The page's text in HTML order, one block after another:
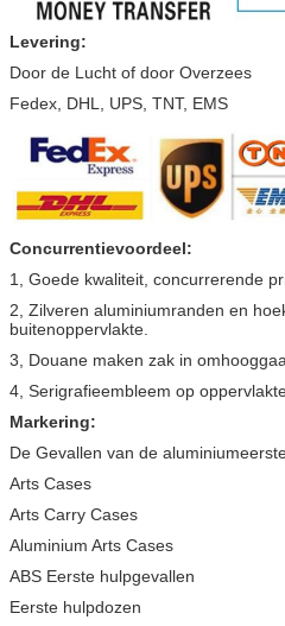
Levering:
Door de Lucht of door Overzees
Fedex, DHL, UPS, TNT, EMS
Concurrentievoordeel:
1, Goede kwaliteit, concurrerende
2, Zilveren aluminiumranden en
buitenoppervlakte.
3, Douane maken zak in
4, Serigrafieembleem op
Markering:
De Gevallen van de
Arts Cases
Arts Carry Cases
Aluminium Arts Cases
ABS Eerste hulpgevallen
Eerste hulpdozen